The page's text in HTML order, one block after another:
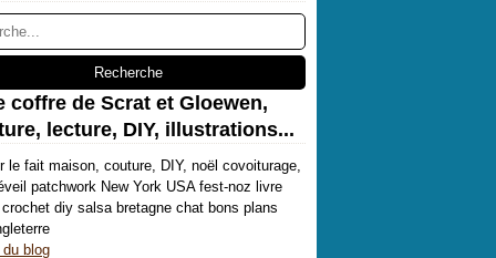
coffre de Scrat et Gloewen,
lecture, DIY, illustrations...
le fait maison, couture, DIY, noël covoiturage,
patchwork New York USA fest-noz livre
diy salsa bretagne chat bons plans
blog